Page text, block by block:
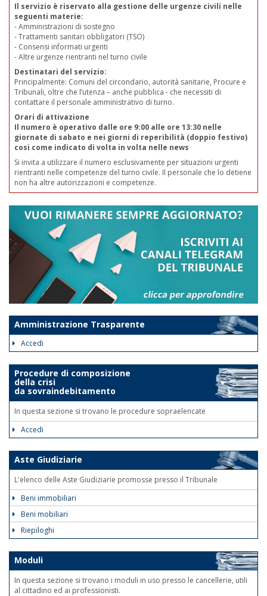
Il servizio è riservato alla gestione delle urgenze civili nelle
seguenti materie:
- Amministrazioni di sostegno
- Trattamenti sanitari obbligatori (TSO)
- Consensi informati urgenti
- Altre urgenze rientranti nel turno civile
Destinatari del servizio:
Principalmente: Comuni del circondario, autorità sanitarie, Procure e
Tribunali, oltre che l’utenza – anche pubblica - che necessiti di
contattare il personale amministrativo di turno.
Orari di attivazione
Il numero è operativo dalle ore 9:00 alle ore 13:30 nelle
giornate di sabato e nei giorni di reperibilità (doppio festivo)
cosi come indicato di volta in volta nelle news
Si invita a utilizzare il numero esclusivamente per situazioni urgenti
rientranti nelle competenze del turno civile. Il personale che lo detiene
non ha altre autorizzazioni e competenze.
Amministrazione Trasparente
Accedi
Procedure di composizione
della crisi
da sovraindebitamento
In questa sezione si trovano le procedure sopraelencate
Accedi
Aste Giudiziarie
L'elenco delle Aste Giudiziarie promosse presso il Tribunale
Beni immobiliari
Beni mobiliari
Riepiloghi
Moduli
In questa sezione si trovano i moduli in uso presso le cancellerie, utili
al cittadino ed ai professionisti.